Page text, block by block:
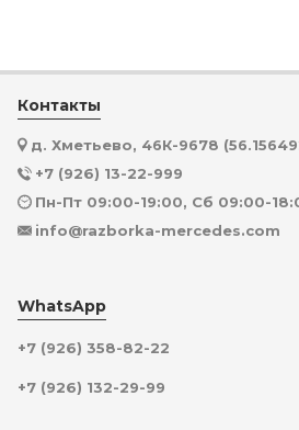
Контакты
д. Хметьево, 46К-9678
+7 (926) 13-22-999
Пн-Пт 09:00-19:00, Сб 09:00-
info@razborka-mercedes.com
WhatsApp
+7 (926) 358-82-22
+7 (926) 132-29-99